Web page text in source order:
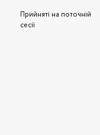
Прийняті на поточній
сесії